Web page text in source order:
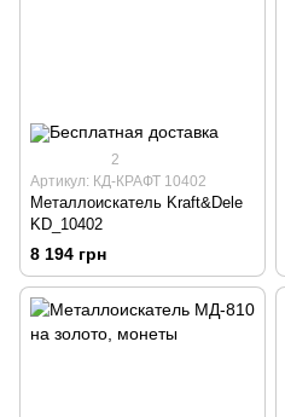
2
Артикул: КД-КРАФТ 10402
Металлоискатель Kraft&Dele
KD_10402
8 194 грн